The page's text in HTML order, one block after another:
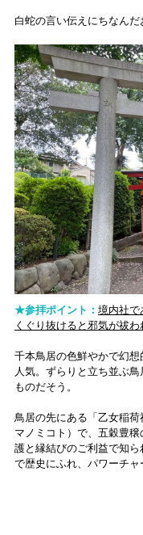
白蛇の言い伝えにちなんだ
★参拝ポイント： 境内社で
くぐり抜けると邪気が祓わ
千本鳥居の色鮮やかで幻
人気。ずらりと立ち並ぶ
ものだそう。
鳥居の先にある「乙女稲
マノミコト）で、五穀豊
護と縁結びのご利益で知ら
で歴史にふれ、パワーチャ